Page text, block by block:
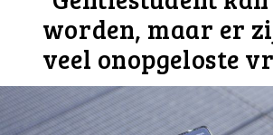
worden, maar er
veel onopgeloste